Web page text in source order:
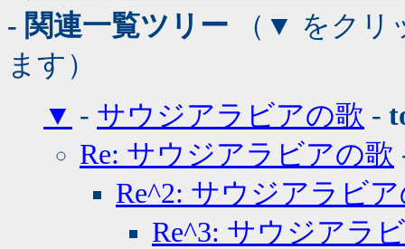
- 関連一覧ツリー （▼ をクリ
ます）
▼ - サウジアラビアの歌 -
Re: サウジアラビアの歌
Re^2: サウジアラビ
Re^3: サウジアラ